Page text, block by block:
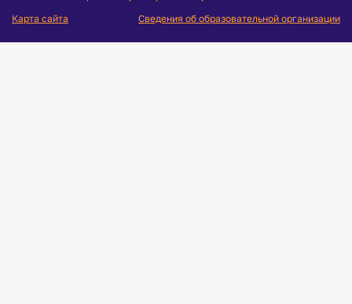
Карта сайта
Сведения об образовательной организации